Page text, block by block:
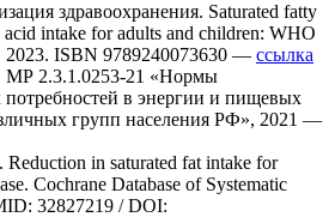
здравоохранения. Saturated fatty
acid intake for adults and children: WHO
2023. ISBN 9789240073630 — ссылка
МР 2.3.1.0253-21 «Нормы
потребностей в энергии и пищевых
групп населения РФ», 2021 —
Reduction in saturated fat intake for
Cochrane Database of Systematic
32827219 / DOI: